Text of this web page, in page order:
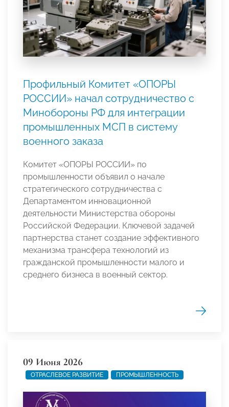
Профильный Комитет «ОПОРЫ
РОССИИ» начал сотрудничество с
Минобороны РФ для интеграции
промышленных МСП в систему
военного заказа
Комитет «ОПОРЫ РОССИИ» по
промышленности объявил о начале
стратегического сотрудничества с
Департаментом инновационной
деятельности Министерства обороны
Российской Федерации. Ключевой задачей
партнерства станет создание эффективного
механизма трансфера технологий из
гражданской промышленности малого и
среднего бизнеса в военный сектор.
09 Июня 2026
ОТРАСЛЕВОЕ РАЗВИТИЕ ПРОМЫШЛЕННОСТЬ